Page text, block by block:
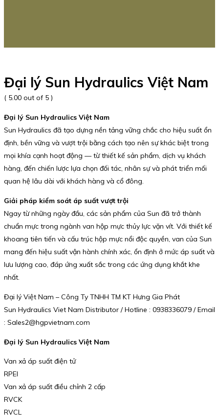
Đại lý Sun Hydraulics Việt Nam
( 5.00 out of 5 )
Đại lý Sun Hydraulics Việt Nam
Sun Hydraulics đã tạo dựng nền tảng vững chắc cho hiệu suất ổn
định, bền vững và vượt trội bằng cách tạo nên sự khác biệt trong
mọi khía cạnh hoạt động — từ thiết kế sản phẩm, dịch vụ khách
hàng, đến chiến lược lựa chọn đối tác, nhân sự và phát triển mối
quan hệ lâu dài với khách hàng và cổ đông.
Giải pháp kiểm soát áp suất vượt trội
Ngay từ những ngày đầu, các sản phẩm của Sun đã trở thành
chuẩn mực trong ngành van hộp mực thủy lực vặn vít. Với thiết kế
khoang tiên tiến và cấu trúc hộp mực nổi độc quyền, van của Sun
mang đến hiệu suất vận hành chính xác, ổn định ở mức áp suất và
lưu lượng cao, đáp ứng xuất sắc trong các ứng dụng khắt khe
nhất.
Đại lý Việt Nam – Công Ty TNHH TM KT Hưng Gia Phát
Sun Hydraulics Viet Nam Distributor / Hotline : 0938336079 / Email
: Sales2@hgpvietnam.com
Đại lý Sun Hydraulics Việt Nam
Van xả áp suất điện tử
RPEI
Van xả áp suất điều chỉnh 2 cấp
RVCK
RVCL